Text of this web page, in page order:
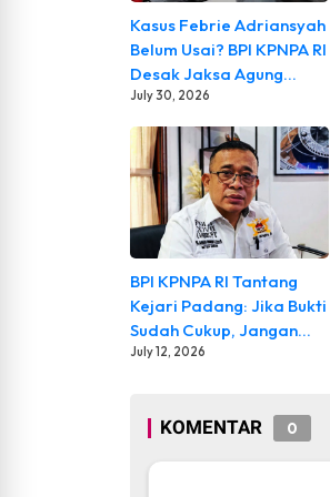
GOAT
oleh :
BPI
Kasus Febrie Adriansyah
Belum Usai? BPI KPNPA RI
Desak Jaksa Agung
Mundur, Semua Aktor
Diusut Tuntas
July 30, 2026
BPI KPNPA RI Tantang
Kejari Padang: Jika Bukti
Sudah Cukup, Jangan
Ragu Tetapkan
July 12, 2026
KOMENTAR 0